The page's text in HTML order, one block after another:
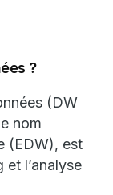
?
(DW
nom
(EDW), est
l’analyse